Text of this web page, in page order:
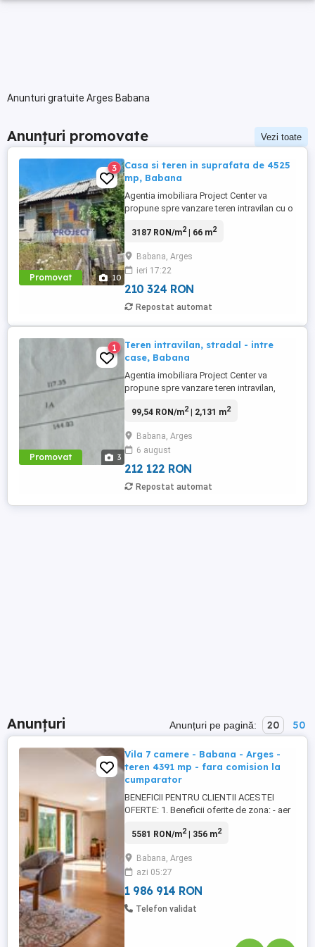
Anunturi gratuite Arges Babana
Anunțuri promovate Vezi toate
Promovat 10
3
Casa si teren in suprafata de 4525
mp, Babana
Agentia imobiliara Project Center va
propune spre vanzare teren intravilan cu o
de 15 m, situat in localitatea Babana,
batraneasca cu o suprafata de 66 mp,
casa necesita renovare. Utilitati: curent
electric, apa potabila ...
3187 RON/m2| 66 m2
Babana, Arges
ieri 17:22
210 324 RON
Repostat automat
Promovat 3
1
Teren intravilan, stradal - intre
case, Babana
Agentia imobiliara Project Center va
propune spre vanzare teren intravilan,
Primariei, in suprafata de 2131 mp, avand
Utilitatile sunt la limita proprietatii - apa si
curent. Este ideal pentru constructia unei
case, fiind ...
99,54 RON/m2| 2,131 m2
Babana, Arges
6 august
212 122 RON
Repostat automat
Anunțuri Anunțuri pe pagină: 20 50
Vila 7 camere - Babana - Arges -
teren 4391 mp - fara comision la
cumparator
BENEFICII PENTRU CLIENTII ACESTEI
OFERTE: 1. Beneficii oferite de zona: - aer
Breaza (in aceasta zona speranta de viata
linistita, fara circulatie intensa, - 22 km
pana la Autostrada A1 - 15 min de mers pe
jos pana la ...
5581 RON/m2| 356 m2
Babana, Arges
azi 05:27
1 986 914 RON
Telefon validat